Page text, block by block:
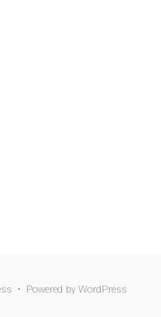
• Powered by WordPress